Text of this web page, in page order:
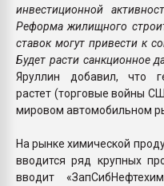
инвестиционной
Реформа жилищного
ставок могут привести к
Будет расти санкционное
Яруллин добавил, что
растет (торговые войны
мировом автомобильном
На рынке химической
вводится ряд крупных
вводит